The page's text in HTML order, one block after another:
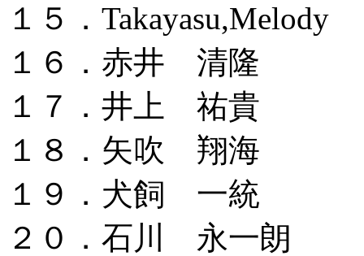
１５．Takayasu,Melody
１６．赤井 清隆
１７．井上 祐貴
１８．矢吹 翔海
１９．犬飼 一統
２０．石川 永一朗